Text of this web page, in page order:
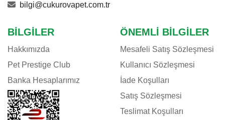
E-JET
EXO TERRA
EZYDOG
FELIX
FERPLAST
bilgi@cukurovapet.com.tr
BILGILER
Hakkımızda
Pet Prestige Club
Banka Hesaplarımız
ÖNEMLI BILGILER
Mesafeli Satış Sözleşmesi
Kullanıcı Sözleşmesi
İade Koşulları
Satış Sözleşmesi
Teslimat Koşulları